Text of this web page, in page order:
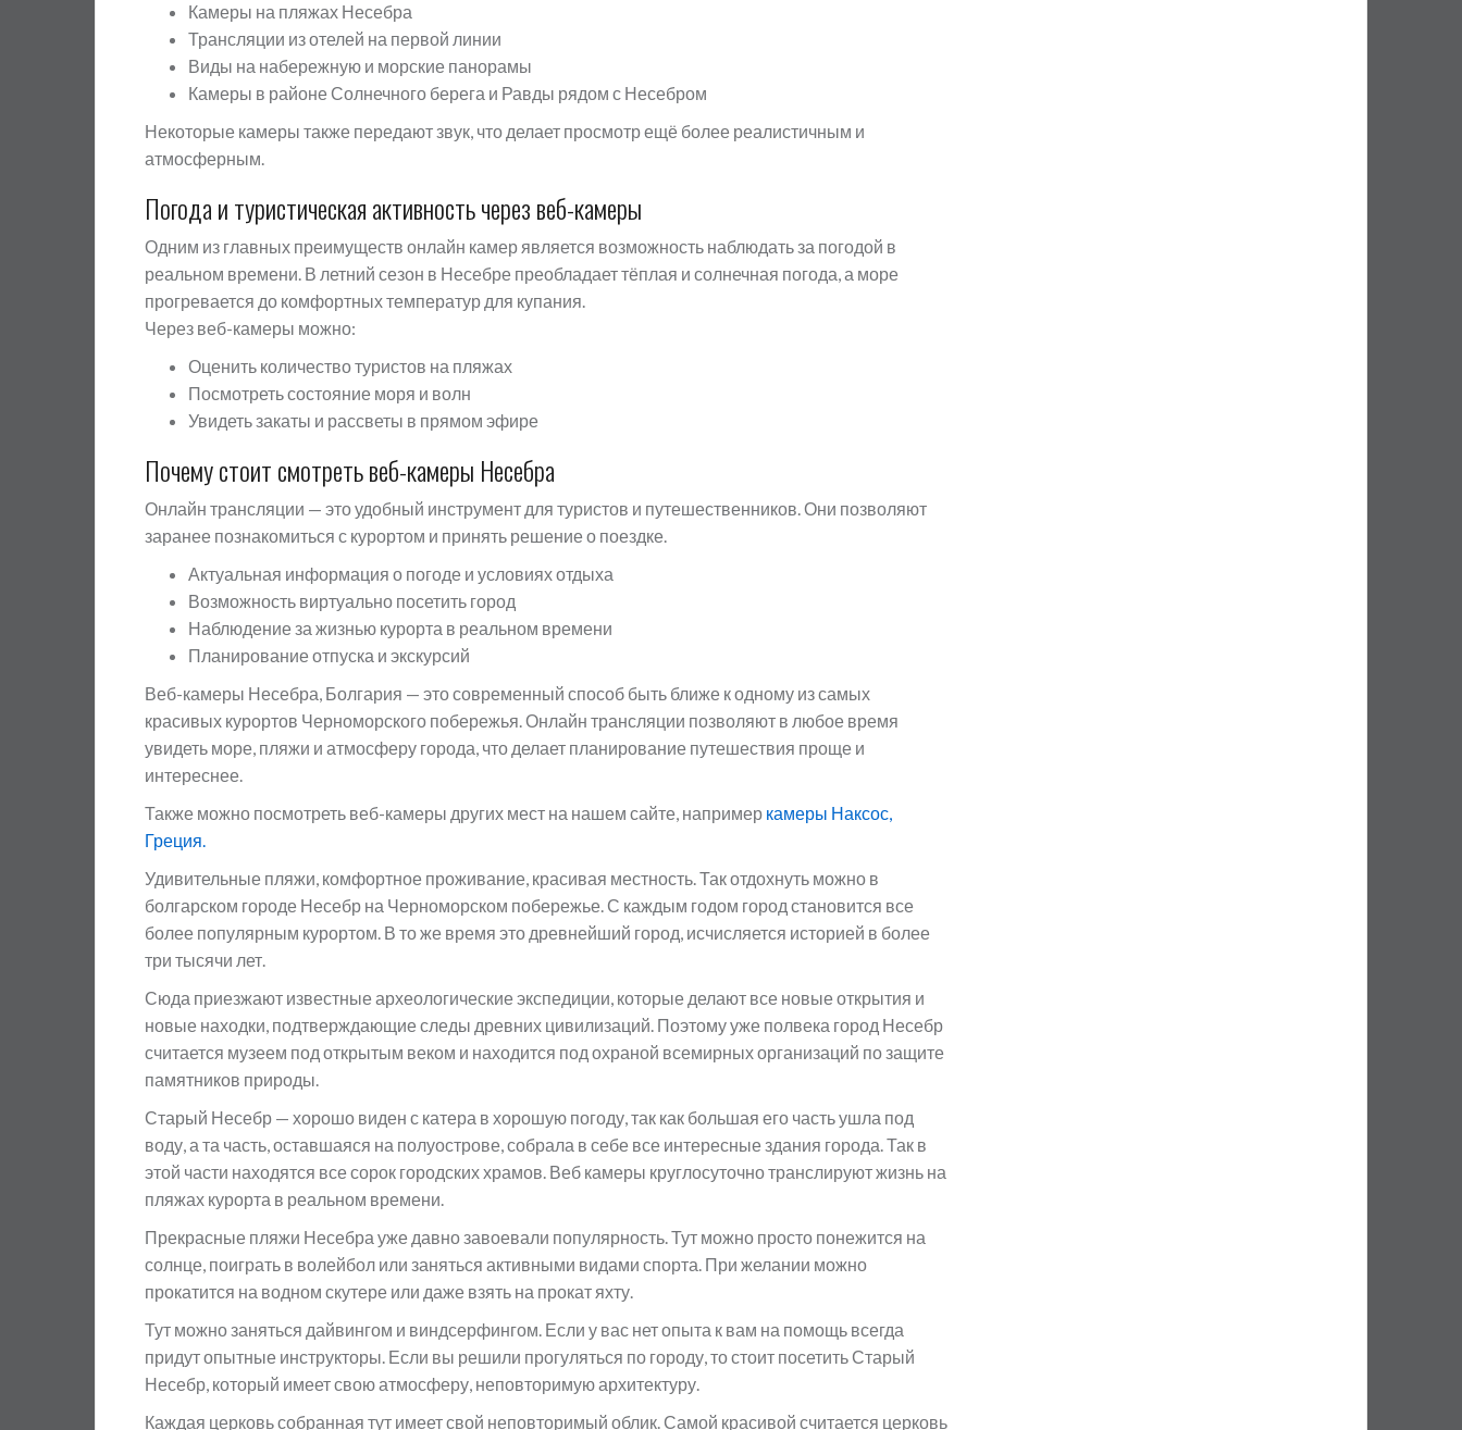
Камеры на пляжах Несебра
Трансляции из отелей на первой линии
Виды на набережную и морские панорамы
Камеры в районе Солнечного берега и Равды рядом с Несебром
Некоторые камеры также передают звук, что делает просмотр ещё более реалистичным и
атмосферным.
Погода и туристическая активность через веб-камеры
Одним из главных преимуществ онлайн камер является возможность наблюдать за погодой в
реальном времени. В летний сезон в Несебре преобладает тёплая и солнечная погода, а море
прогревается до комфортных температур для купания.
Через веб-камеры можно:
Оценить количество туристов на пляжах
Посмотреть состояние моря и волн
Увидеть закаты и рассветы в прямом эфире
Почему стоит смотреть веб-камеры Несебра
Онлайн трансляции — это удобный инструмент для туристов и путешественников. Они позволяют
заранее познакомиться с курортом и принять решение о поездке.
Актуальная информация о погоде и условиях отдыха
Возможность виртуально посетить город
Наблюдение за жизнью курорта в реальном времени
Планирование отпуска и экскурсий
Веб-камеры Несебра, Болгария — это современный способ быть ближе к одному из самых
красивых курортов Черноморского побережья. Онлайн трансляции позволяют в любое время
увидеть море, пляжи и атмосферу города, что делает планирование путешествия проще и
интереснее.
Также можно посмотреть веб-камеры других мест на нашем сайте, например камеры Наксос,
Греция.
Удивительные пляжи, комфортное проживание, красивая местность. Так отдохнуть можно в
болгарском городе Несебр на Черноморском побережье. С каждым годом город становится все
более популярным курортом. В то же время это древнейший город, исчисляется историей в более
три тысячи лет.
Сюда приезжают известные археологические экспедиции, которые делают все новые открытия и
новые находки, подтверждающие следы древних цивилизаций. Поэтому уже полвека город Несебр
считается музеем под открытым веком и находится под охраной всемирных организаций по защите
памятников природы.
Старый Несебр — хорошо виден с катера в хорошую погоду, так как большая его часть ушла под
воду, а та часть, оставшаяся на полуострове, собрала в себе все интересные здания города. Так в
этой части находятся все сорок городских храмов. Веб камеры круглосуточно транслируют жизнь на
пляжах курорта в реальном времени.
Прекрасные пляжи Несебра уже давно завоевали популярность. Тут можно просто понежится на
солнце, поиграть в волейбол или заняться активными видами спорта. При желании можно
прокатится на водном скутере или даже взять на прокат яхту.
Тут можно заняться дайвингом и виндсерфингом. Если у вас нет опыта к вам на помощь всегда
придут опытные инструкторы. Если вы решили прогуляться по городу, то стоит посетить Старый
Несебр, который имеет свою атмосферу, неповторимую архитектуру.
Каждая церковь собранная тут имеет свой неповторимый облик. Самой красивой считается церковь